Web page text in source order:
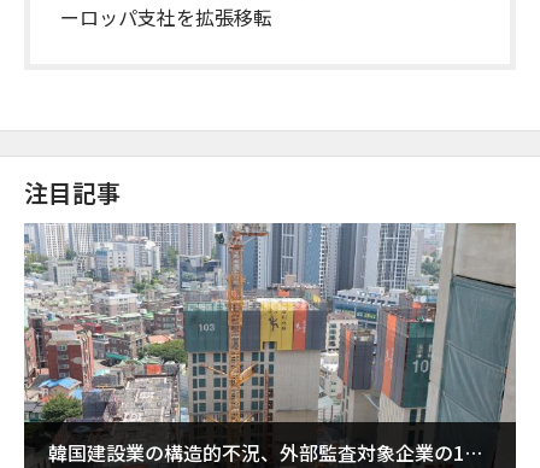
ーロッパ支社を拡張移転
注目記事
韓国建設業の構造的不況、外部監査対象企業の1割